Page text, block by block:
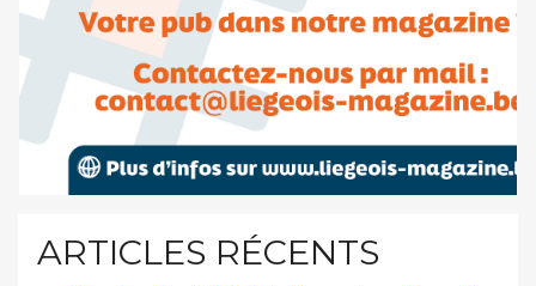
ARTICLES RÉCENTS